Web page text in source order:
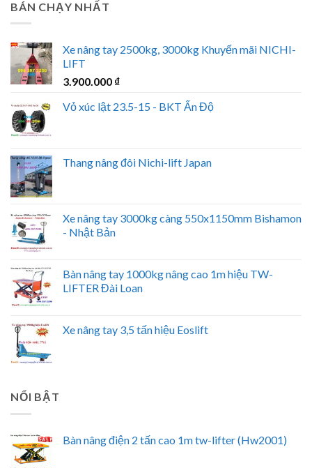
BÁN CHẠY NHẤT
Xe nâng tay 2500kg, 3000kg Khuyến mãi NICHI-
LIFT
3.900.000 ₫
Vỏ xúc lật 23.5-15 - BKT Ấn Độ
Thang nâng đôi Nichi-lift Japan
Xe nâng tay 3000kg càng 550x1150mm Bishamon
- Nhật Bản
Bàn nâng tay 1000kg nâng cao 1m hiệu TW-
LIFTER Đài Loan
Xe nâng tay 3,5 tấn hiệu Eoslift
NỔI BẬT
Bàn nâng điện 2 tấn cao 1m tw-lifter (Hw2001)